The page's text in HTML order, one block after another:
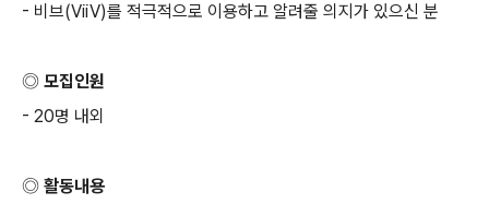
- 비브(ViiV)를 적극적으로 이용하고 알려줄 의지가 있으신 분
◎ 모집인원
- 20명 내외
◎ 활동내용